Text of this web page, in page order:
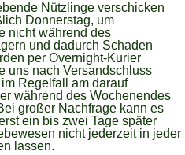
Nützlinge verschicken
Donnerstag, um
nicht während des
und dadurch Schaden
per Overnight-Kurier
uns nach Versandschluss
Regelfall am darauf
während des Wochenendes
großer Nachfrage kann es
ein bis zwei Tage später
nicht jederzeit in jeder
lassen.